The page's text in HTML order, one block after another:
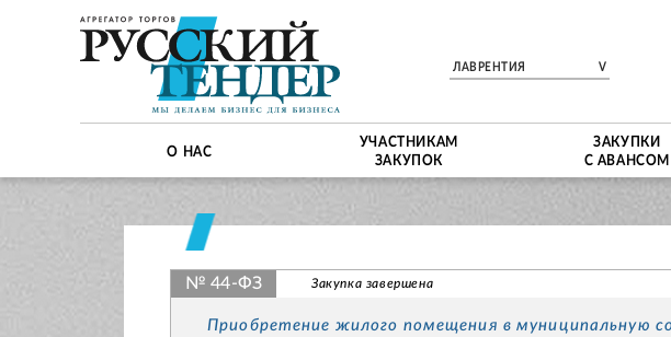
ЛАВРЕНТИЯ V
О НАС
УЧАСТНИКАМ
ЗАКУПОК
ЗАКУПКИ
С АВАНСОМ
№ 44-ФЗ Закупка завершена
Приобретение жилого помещения в муниципальную